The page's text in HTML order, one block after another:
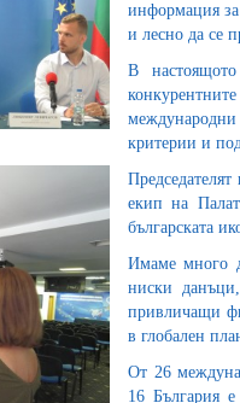
информация за
и лесно да се
В
критерии и
екип на
българската
Имаме много
ниски
привличащи
в глобален
От 26
16 България